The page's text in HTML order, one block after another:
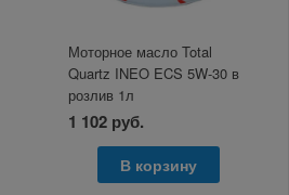
Моторное масло Total
Quartz INEO ECS 5W-30 в
розлив 1л
1 102 руб.
В корзину